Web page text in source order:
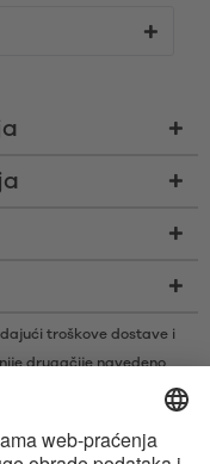
troškove dostavei
drugačije navedeno
žigovi u vlasništvu tvrtke